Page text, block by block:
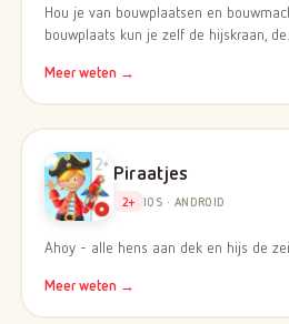
Hou je van bouwplaatsen en
bouwplaats kun je zelf de hijskraan, de…
Meer weten →
Piraatjes
2+ IOS · ANDROID
Ahoy - alle hens aan dek en hijs de
Meer weten →